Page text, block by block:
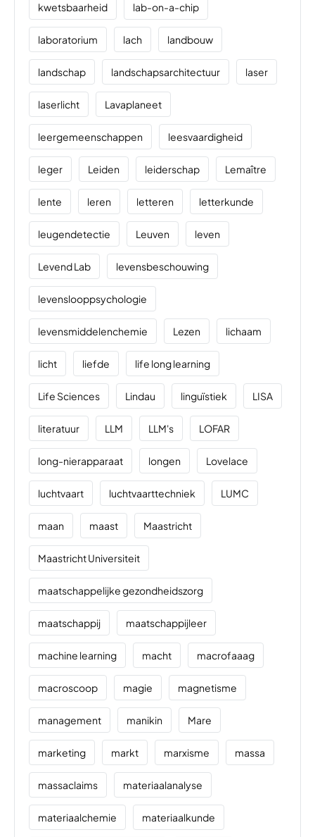
kwetsbaarheid lab-on-a-chip
laboratorium lach landbouw
landschap landschapsarchitectuur laser
laserlicht Lavaplaneet
leergemeenschappen leesvaardigheid
leger Leiden leiderschap Lemaître
lente leren letteren letterkunde
leugendetectie Leuven leven
Levend Lab levensbeschouwing
levenslooppsychologie
levensmiddelenchemie Lezen lichaam
licht liefde life long learning
Life Sciences Lindau linguïstiek LISA
literatuur LLM LLM's LOFAR
long-nierapparaat longen Lovelace
luchtvaart luchtvaarttechniek LUMC
maan maast Maastricht
Maastricht Universiteit
maatschappelijke gezondheidszorg
maatschappij maatschappijleer
machine learning macht macrofaaag
macroscoop magie magnetisme
management manikin Mare
marketing markt marxisme massa
massaclaims materiaalanalyse
materiaalchemie materiaalkunde